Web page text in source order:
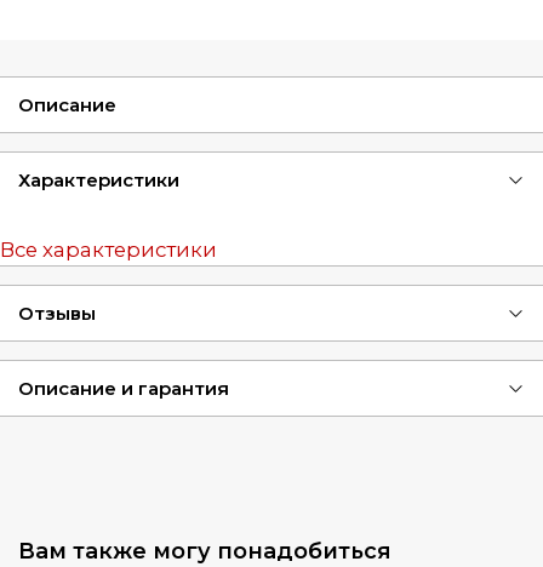
Описание
Характеристики
Все характеристики
Отзывы
Описание и гарантия
Вам также могу понадобиться